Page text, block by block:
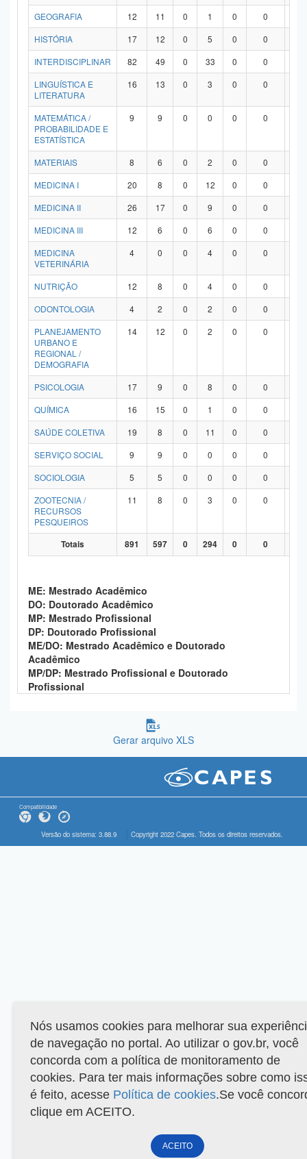
GEOGRAFIA
12 11 0 1 0 0
HISTÓRIA
17 12 0 5 0 0
INTERDISCIPLINAR
82 49 0 33 0 0
LINGUÍSTICA E
LITERATURA
16 13 0 3 0 0
MATEMÁTICA /
PROBABILIDADE E
ESTATÍSTICA
9 9 0 0 0 0
MATERIAIS 8 6 0 2 0 0
MEDICINA I
20 8 0 12 0 0
MEDICINA II
26 17 0 9 0 0
MEDICINA III
12 6 0 6 0 0
MEDICINA
VETERINÁRIA
4 0 0 4 0 0
NUTRIÇÃO 12 8 0 4 0 0
ODONTOLOGIA
4 2 0 2 0 0
PLANEJAMENTO
URBANO E
REGIONAL /
DEMOGRAFIA
14 12 0 2 0 0
PSICOLOGIA 17 9 0 8 0 0
QUÍMICA
16 15 0 1 0 0
SAÚDE COLETIVA
19 8 0 11 0 0
SERVIÇO SOCIAL
9 9 0 0 0 0
SOCIOLOGIA
5 5 0 0 0 0
ZOOTECNIA /
RECURSOS
PESQUEIROS
11 8 0 3 0 0
Totais 891 597 0 294 0 0
ME: Mestrado Acadêmico
DO: Doutorado Acadêmico
MP: Mestrado Profissional
DP: Doutorado Profissional
ME/DO: Mestrado Acadêmico e Doutorado
Acadêmico
MP/DP: Mestrado Profissional e Doutorado
Profissional
Gerar arquivo XLS
Compatibilidade
Versão do sistema: 3.88.9 Copyright 2022 Capes. Todos os direitos reservados.
Nós usamos cookies para melhorar sua
de navegação no portal. Ao utilizar o gov.br, você
concorda com a política de monitoramento de
cookies. Para ter mais informações sobre como
é feito, acesse Política de cookies.Se você
clique em ACEITO.
ACEITO